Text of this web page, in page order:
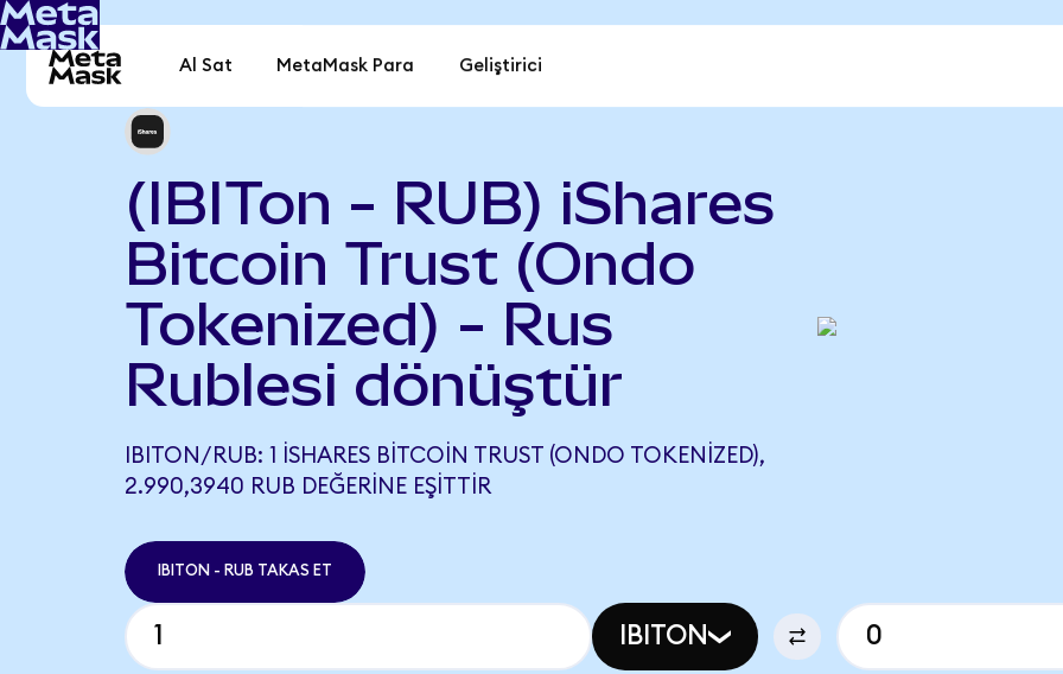
Al Sat MetaMask Para Geliştirici
(IBITon - RUB) iShares
Bitcoin Trust (Ondo
Tokenized) - Rus
Rublesi dönüştür
IBITON/RUB: 1 ISHARES BITCOIN TRUST (ONDO TOKENIZED),
2.990,3940 RUB DEĞERINE EŞITTIR
IBITON - RUB TAKAS ET
IBITON